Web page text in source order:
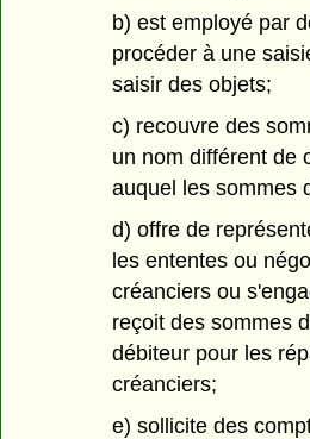
b) est employé par
procéder à une
saisir des objets;
c) recouvre des
un nom différent de
auquel les sommes
d) offre de
les ententes ou
créanciers ou
reçoit des sommes
débiteur pour les
créanciers;
e) sollicite des